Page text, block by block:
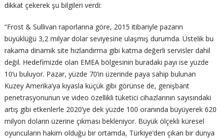
dikkat çekerek şu bilgileri verdi:
“Frost & Sullivan raporlarına göre, 2015 itibariyle pazarın
büyüklüğü 3,2 milyar dolar seviyesine ulaşmış durumda. Üstelik bu
rakama dinamik site hızlandırma gibi katma değerli servisler dahil
değil. Hedefimizde olan EMEA bölgesinin buradaki payı ise yüzde
10’u buluyor. Pazar, yüzde 70’in üzerinde paya sahip bulunan
Kuzey Amerika’ya kıyasla küçük gibi görünse de, genişbant
penetrasyonunun ve video özellikli tüketici cihazlarının sayısındaki
artış gibi etkenlerle 2020’ye dek yüzde 100 oranında büyüyerek 620
milyon doların üzerine çıkması bekleniyor. Büyük ölçekli küresel
oyuncuların hakim olduğu bir ortamda, Türkiye’den çıkan bir dünya